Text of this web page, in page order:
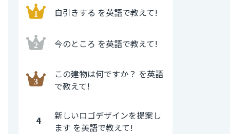
自引きする を英語で教えて!
今のところ を英語で教えて!
この建物は何ですか？ を英語
で教えて!
4
新しいロゴデザインを提案し
ます を英語で教えて!